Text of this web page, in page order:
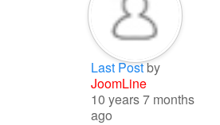
Last Postby
JoomLine
10 years 7 months
ago